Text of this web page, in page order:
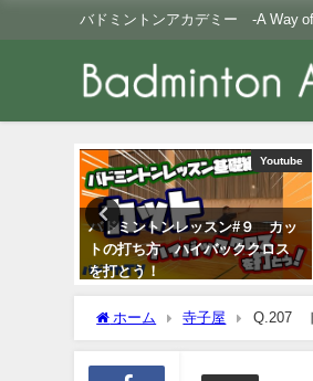
バドミントンアカデミー -A Way
Youtube
バドミントンレッスン#９ カッ
トの打ち方 ハイバッククロス
を打とう！
ホーム 寺子屋 Q.207